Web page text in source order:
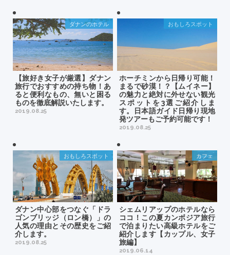
【旅好き女子が厳選】ダナン
旅行でおすすめの持ち物！あ
ると便利なもの、無いと困る
ものを徹底解説いたします。
2019.08.25
ダナンのホテル
ホーチミンから日帰り可能！
まるで砂漠！？【ムイネー】
の魅力と絶対に外せない観光
スポットを3選ご紹介しま
す。日本語ガイド日帰り現地
発ツアーもご予約可能です！
2019.08.25
おもしろスポット
ダナン中心部をつなぐ「ドラ
ゴンブリッジ（ロン橋）」の
人気の理由とその歴史をご紹
介します。
2019.08.25
おもしろスポット
シェムリアップのホテルなら
ココ！この夏カンボジア旅行
で泊まりたい高級ホテルをご
紹介します【カップル、女子
旅編】
2019.06.14
カフェ